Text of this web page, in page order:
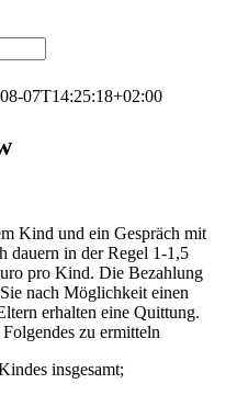
07T14:25:18+02:00
Kind und ein Gespräch mit
dauern in der Regel 1-1,5
pro Kind. Die Bezahlung
nach Möglichkeit einen
erhalten eine Quittung.
zu ermitteln
insgesamt;